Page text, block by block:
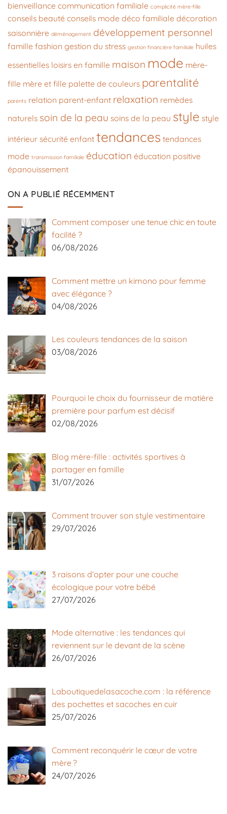
bienveillance communication familiale complicité mère-fille
conseils beauté conseils mode déco familiale décoration
saisonnière déménagement développement personnel
famille fashion gestion du stress gestion financière familiale huiles
essentielles loisirs en famille maison mode mère-
fille mère et fille palette de couleurs parentalité
parents relation parent-enfant relaxation remèdes
naturels soin de la peau soins de la peau style style
intérieur sécurité enfant tendances tendances
mode transmission familiale éducation éducation positive
épanouissement
ON A PUBLIÉ RÉCEMMENT
Comment composer une tenue chic en toute
facilité ?
06/08/2026
Comment mettre un kimono pour femme
avec élégance ?
04/08/2026
Les couleurs tendances de la saison
03/08/2026
Pourquoi le choix du fournisseur de matière
première pour parfum est décisif
02/08/2026
Blog mère-fille : activités sportives à
partager en famille
31/07/2026
Comment trouver son style vestimentaire
29/07/2026
3 raisons d’opter pour une couche
écologique pour votre bébé
27/07/2026
Mode alternative : les tendances qui
reviennent sur le devant de la scène
26/07/2026
Laboutiquedelasacoche.com : la référence
des pochettes et sacoches en cuir
25/07/2026
Comment reconquérir le cœur de votre
mère ?
24/07/2026